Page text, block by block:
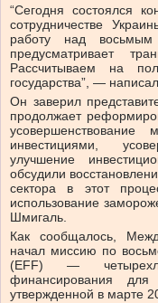
“Сегодня состоялся
сотрудничестве
работу над восьмым
предусматривает
Рассчитываем на
государства”, —
Он заверил
продолжает
усовершенствование
инвестициями,
улучшение
обсудили
сектора в этот
использование
Шмигаль.
Как сообщалось,
начал миссию по
(EFF) —
финансирования
утвержденной в марте